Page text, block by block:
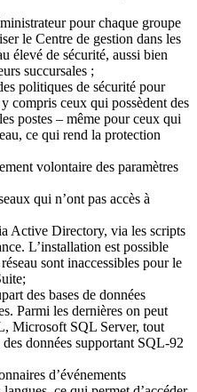
pour chaque groupe
le Centre de gestion dans les
élevé de sécurité, aussi bien
succursales ;
politiques de sécurité pour
compris ceux qui possèdent des
postes – même pour ceux qui
ce qui rend la protection
volontaire des paramètres
qui n’ont pas accès à
Active Directory, via les scripts
L’installation est possible
sont inaccessibles pour le
des bases de données
Parmi les dernières on peut
Microsoft SQL Server, tout
des données supportant SQL-92
d’événements